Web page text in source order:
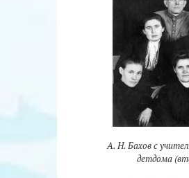
А. Н. Бахов с
детдома